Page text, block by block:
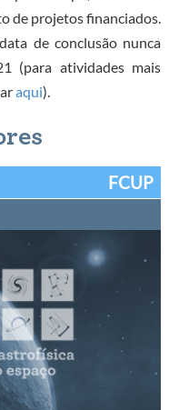
de projetos financiados.
de conclusão nunca
(para atividades mais
aqui).
FCUP